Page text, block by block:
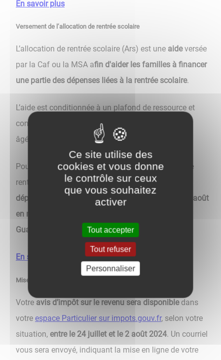
En savoir plus
Versement de l’allocation de rentrée scolaire
L’allocation de rentrée scolaire (Ars) est une aideversée
par la Caf ou la MSA afin d'aider les familles à financer
une partie des dépenses liées à la rentrée scolaire.
L’aide est conditionnée à un plafond de ressource et
concerne les parents ayant des enfants scolarisés
âgées de 6 à 18 ans.
Pour la rentrée 2024, le versement de l'allocation de
rentrée scolaire aura lieule 6 août dans les
départements de Mayotte et de la Réunion,
le 20 août
en métropole et dans les départements de la
Guadeloupe, de la Guyane et de la Martinique
En savoir plus
Mise à disposition de votre avis d’impôt sur le revenu
Votre avis d’impôt sur le revenu sera disponibledans
votre espace Particulier sur impots.gouv.fr, selon votre
situation, entre le 24 juillet et le 2 août 2024. Un courriel
vous sera envoyé, indiquant la mise en ligne de votre
Ce site utilise des
cookies et vous donne
le contrôle sur ceux
que vous souhaitez
activer
Tout accepter
Tout refuser
Personnaliser